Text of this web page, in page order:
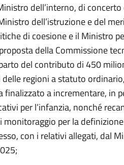
dell’interno, di
dell’istruzione e del
di coesione e il Ministro
della Commissione
del contributo di 450
regioni a statuto
finalizzato a incrementare, in
per l’infanzia, nonché
per la
con i relativi allegati, dal